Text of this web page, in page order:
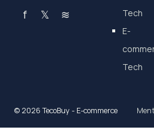
f 𝕏 ≋
Tech
E-
Tech
© 2026 TecoBuy - E-commerce